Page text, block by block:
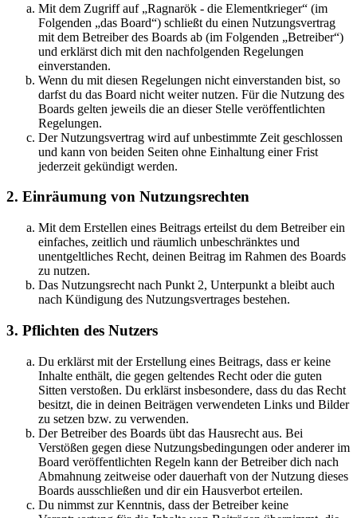
Mit dem Zugriff auf „Ragnarök - die Elementkrieger“ (im
Folgenden „das Board“) schließt du einen Nutzungsvertrag
mit dem Betreiber des Boards ab (im Folgenden „Betreiber“)
und erklärst dich mit den nachfolgenden Regelungen
einverstanden.
Wenn du mit diesen Regelungen nicht einverstanden bist, so
darfst du das Board nicht weiter nutzen. Für die Nutzung des
Boards gelten jeweils die an dieser Stelle veröffentlichten
Regelungen.
Der Nutzungsvertrag wird auf unbestimmte Zeit geschlossen
und kann von beiden Seiten ohne Einhaltung einer Frist
jederzeit gekündigt werden.
2. Einräumung von Nutzungsrechten
Mit dem Erstellen eines Beitrags erteilst du dem Betreiber ein
einfaches, zeitlich und räumlich unbeschränktes und
unentgeltliches Recht, deinen Beitrag im Rahmen des Boards
zu nutzen.
Das Nutzungsrecht nach Punkt 2, Unterpunkt a bleibt auch
nach Kündigung des Nutzungsvertrages bestehen.
3. Pflichten des Nutzers
Du erklärst mit der Erstellung eines Beitrags, dass er keine
Inhalte enthält, die gegen geltendes Recht oder die guten
Sitten verstoßen. Du erklärst insbesondere, dass du das Recht
besitzt, die in deinen Beiträgen verwendeten Links und Bilder
zu setzen bzw. zu verwenden.
Der Betreiber des Boards übt das Hausrecht aus. Bei
Verstößen gegen diese Nutzungsbedingungen oder anderer im
Board veröffentlichten Regeln kann der Betreiber dich nach
Abmahnung zeitweise oder dauerhaft von der Nutzung dieses
Boards ausschließen und dir ein Hausverbot erteilen.
Du nimmst zur Kenntnis, dass der Betreiber keine